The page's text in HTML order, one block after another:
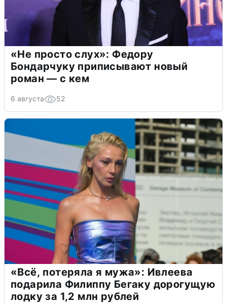
«Не просто слух»: Федору
Бондарчуку приписывают новый
роман — с кем
6 августа 52
«Всё, потеряла я мужа»: Ивлеева
подарила Филиппу Бегаку дорогущую
лодку за 1,2 млн рублей